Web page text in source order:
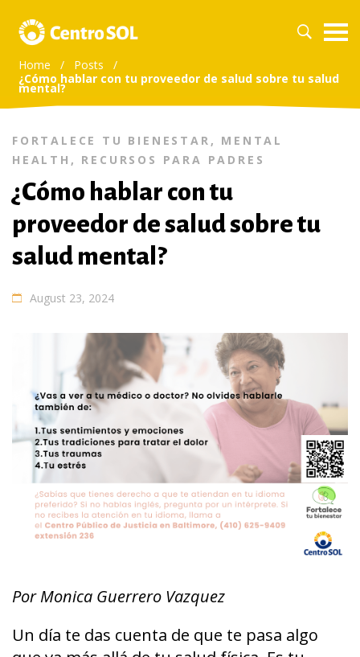
Home / Posts
/
¿Cómo hablar con tu proveedor de salud sobre tu salud
mental?
FORTALECE TU BIENESTAR , MENTAL
HEALTH , RECURSOS PARA PADRES
¿Cómo hablar con tu
proveedor de salud sobre tu
salud mental?
August 23, 2024
Por Monica Guerrero Vazquez
Un día te das cuenta de que te pasa algo